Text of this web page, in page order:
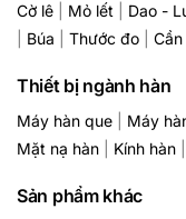
Cờ lê Mỏ lết Dao -
Búa Thước đo
Thiết bị ngành hàn
Máy hàn que Máy
Mặt nạ hàn
Kính hàn
Sản phẩm khác